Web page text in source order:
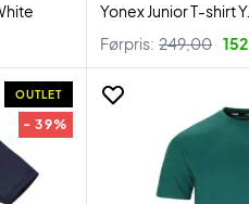
Yonex Junior T-shirt
Førpris: 249,00
OUTLET
- 39%